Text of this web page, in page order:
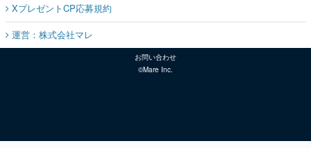
XプレゼントCP応募規約
運営：株式会社マレ
お問い合わせ
©Mare Inc.